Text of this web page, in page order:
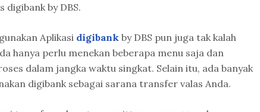
by DBS.
Aplikasi digibank by DBS pun juga tak kalah
hanya perlu menekan beberapa menu saja dan
dalam jangka waktu singkat. Selain itu, ada banyak
digibank sebagai sarana transfer valas Anda.